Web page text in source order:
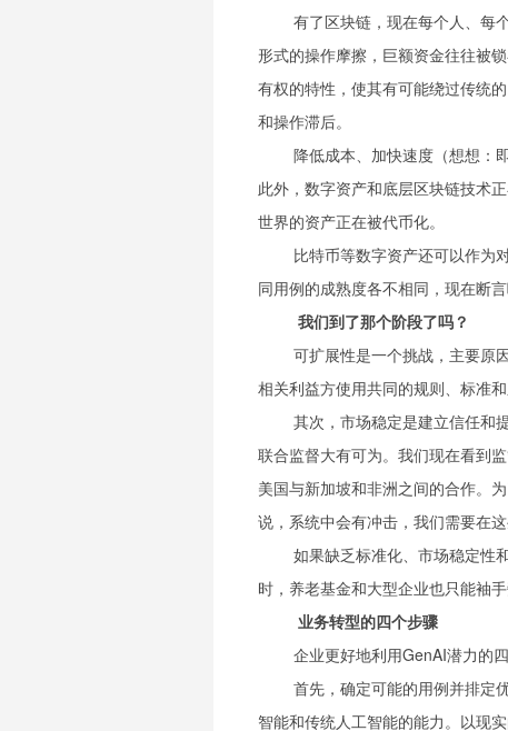
有了区块链，现在每个人、每
形式的操作摩擦，巨额资金往往被
有权的特性，使其有可能绕过传统
和操作滞后。
降低成本、加快速度（想想：
此外，数字资产和底层区块链技术
世界的资产正在被代币化。
比特币等数字资产还可以作为
同用例的成熟度各不相同，现在断
我们到了那个阶段了吗？
可扩展性是一个挑战，主要原
相关利益方使用共同的规则、标准
其次，市场稳定是建立信任和
联合监督大有可为。我们现在看到
美国与新加坡和非洲之间的合作。
说，系统中会有冲击，我们需要在
如果缺乏标准化、市场稳定性
时，养老基金和大型企业也只能袖手
业务转型的四个步骤
企业更好地利用GenAI潜力的
首先，确定可能的用例并排定
智能和传统人工智能的能力。以现